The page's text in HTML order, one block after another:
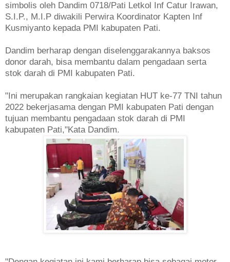
simbolis oleh Dandim 0718/Pati Letkol Inf Catur Irawan,
S.I.P., M.I.P diwakili Perwira Koordinator Kapten Inf
Kusmiyanto kepada PMI kabupaten Pati.
Dandim berharap dengan diselenggarakannya baksos
donor darah, bisa membantu dalam pengadaan serta
stok darah di PMI kabupaten Pati.
"Ini merupakan rangkaian kegiatan HUT ke-77 TNI tahun
2022 bekerjasama dengan PMI kabupaten Pati dengan
tujuan membantu pengadaan stok darah di PMI
kabupaten Pati,"Kata Dandim.